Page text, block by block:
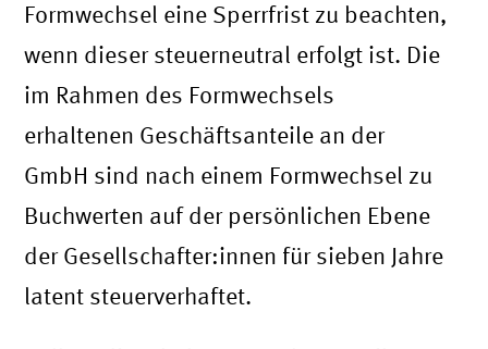
Formwechsel eine Sperrfrist zu beachten,
wenn dieser steuerneutral erfolgt ist. Die
im Rahmen des Formwechsels
erhaltenen Geschäftsanteile an der
GmbH sind nach einem Formwechsel zu
Buchwerten auf der persönlichen Ebene
der Gesellschafter:innen für sieben Jahre
latent steuerverhaftet.